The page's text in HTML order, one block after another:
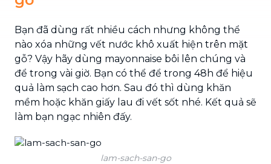
Bạn đã dùng rất nhiều cách nhưng không thể
nào xóa những vết nước khô xuất hiện trên mặt
gỗ? Vậy hãy dùng mayonnaise bôi lên chúng và
để trong vài giờ. Bạn có thể để trong 48h để hiệu
quả làm sạch cao hơn. Sau đó thì dùng khăn
mềm hoặc khăn giấy lau đi vết sốt nhé. Kết quả sẽ
làm bạn ngạc nhiên đấy.
lam-sach-san-go